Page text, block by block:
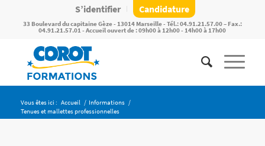
S’identifier Candidature
33 Boulevard du capitaine Gèze - 13014 Marseille - Tél.: 04.91.21.57.00 – Fax.:
04.91.21.57.01 - Accueil ouvert de : 09h00 à 12h00 - 14h00 à 17h00
Vous êtes ici : Accueil / Informations /
Tenues et mallettes professionnelles